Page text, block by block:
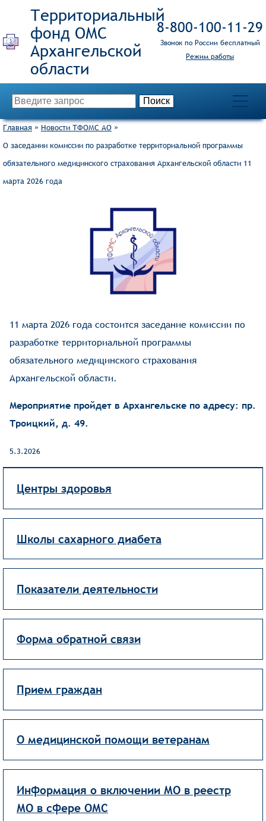
Территориальный
фонд ОМС
8‑800‑100‑11‑29
Звонок по России бесплатный
Режим работы
Главная » Новости ТФОМС АО »
О заседании комиссии по разработке территориальной программы
обязательного медицинского страхования Архангельской области 11
марта 2026 года
11 марта 2026 года состоится заседание комиссии по
разработке территориальной программы
обязательного медицинского страхования
Архангельской области.
Мероприятие пройдет в Архангельске по адресу: пр.
Троицкий, д. 49.
5.3.2026
Центры здоровья
Школы сахарного диабета
Показатели деятельности
Форма обратной связи
Прием граждан
О медицинской помощи ветеранам
Информация о включении МО в реестр
МО в сфере ОМС